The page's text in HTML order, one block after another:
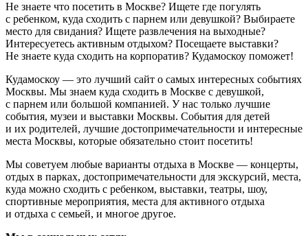
Не знаете что посетить в Москве? Ищете где погулять
с ребенком, куда сходить с парнем или девушкой? Выбираете
место для свидания? Ищете развлечения на выходные?
Интересуетесь активным отдыхом? Посещаете выставки?
Не знаете куда сходить на корпоратив? Кудамоскоу поможет!
Кудамоскоу — это лучший сайт о самых интересных событиях
Москвы. Мы знаем куда сходить в Москве с девушкой,
с парнем или большой компанией. У нас только лучшие
события, музеи и выставки Москвы. События для детей
и их родителей, лучшие достопримечательности и интересные
места Москвы, которые обязательно стоит посетить!
Мы советуем любые варианты отдыха в Москве — концерты,
отдых в парках, достопримечательности для экскурсий, места,
куда можно сходить с ребенком, выставки, театры, шоу,
спортивные мероприятия, места для активного отдыха
и отдыха с семьей, и многое другое.